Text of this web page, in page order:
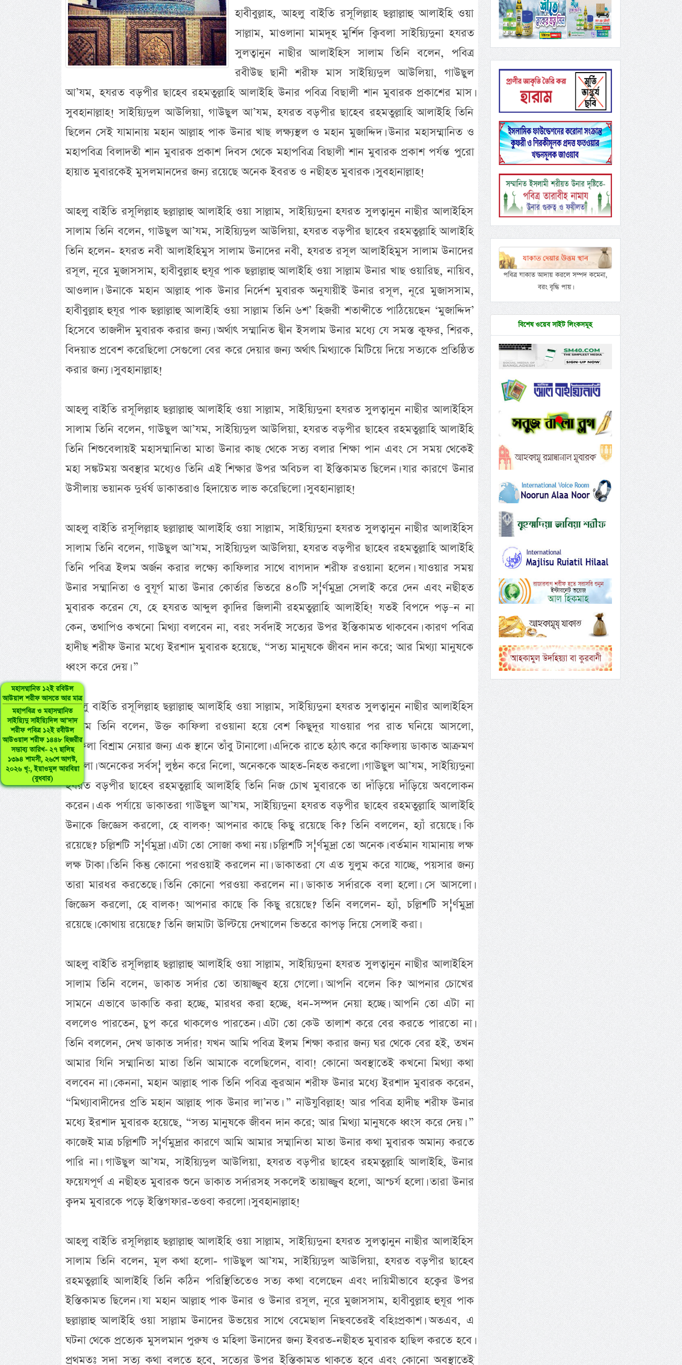
মহাসম্মানিত ১২ই রবিউল
আউয়াল শরীফ আসতে আর মাত্র
মহাপবিত্র ও মহাসম্মানিত
সাইয়্যিদু সাইয়্যিদিল আ’দাদ
শরীফ পবিত্র ১২ই রবীউল
আউওয়াল শরীফ ১৪৪৮ হিজরীর
সম্ভাব্য তারিখ- ২৭ ছালিছ
১৩৯৪ শামসী, ২৬শে আগস্ট,
২০২৬ খৃ:, ইয়াওমুল আরবিয়া
(বুধবার)
হাবীবুল্লাহ, আহলু বাইতি রসূলিল্লাহ ছল্লাল্লাহু আলাইহি ওয়া
সাল্লাম, মাওলানা মামদূহ মুর্শিদ ক্বিবলা সাইয়্যিদুনা হযরত
সুলত্বানুন নাছীর আলাইহিস সালাম তিনি বলেন, পবিত্র
রবীউছ ছানী শরীফ মাস সাইয়্যিদুল আউলিয়া, গাউছুল
আ’যম, হযরত বড়পীর ছাহেব রহমতুল্লাহি আলাইহি উনার পবিত্র বিছালী শান মুবারক প্রকাশের মাস।
সুবহানাল্লাহ! সাইয়্যিদুল আউলিয়া, গাউছুল আ’যম, হযরত বড়পীর ছাহেব রহমতুল্লাহি আলাইহি তিনি
ছিলেন সেই যামানায় মহান আল্লাহ পাক উনার খাছ লক্ষ্যস্থল ও মহান মুজাদ্দিদ। উনার মহাসম্মানিত ও
মহাপবিত্র বিলাদতী শান মুবারক প্রকাশ দিবস থেকে মহাপবিত্র বিছালী শান মুবারক প্রকাশ পর্যন্ত পুরো
হায়াত মুবারকেই মুসলমানদের জন্য রয়েছে অনেক ইবরত ও নছীহত মুবারক। সুবহানাল্লাহ!
আহলু বাইতি রসূলিল্লাহ ছল্লাল্লাহু আলাইহি ওয়া সাল্লাম, সাইয়্যিদুনা হযরত সুলত্বানুন নাছীর আলাইহিস
সালাম তিনি বলেন, গাউছুল আ’যম, সাইয়্যিদুল আউলিয়া, হযরত বড়পীর ছাহেব রহমতুল্লাহি আলাইহি
তিনি হলেন- হযরত নবী আলাইহিমুস সালাম উনাদের নবী, হযরত রসূল আলাইহিমুস সালাম উনাদের
রসূল, নূরে মুজাসসাম, হাবীবুল্লাহ হুযূর পাক ছল্লাল্লাহু আলাইহি ওয়া সাল্লাম উনার খাছ ওয়ারিছ, নায়িব,
আওলাদ। উনাকে মহান আল্লাহ পাক উনার নির্দেশ মুবারক অনুযায়ীই উনার রসূল, নূরে মুজাসসাম,
হাবীবুল্লাহ হুযূর পাক ছল্লাল্লাহু আলাইহি ওয়া সাল্লাম তিনি ৬শ’ হিজরী শতাব্দীতে পাঠিয়েছেন ‘মুজাদ্দিদ’
হিসেবে তাজদীদ মুবারক করার জন্য। অর্থাৎ সম্মানিত দ্বীন ইসলাম উনার মধ্যে যে সমস্ত কুফর, শিরক,
বিদয়াত প্রবেশ করেছিলো সেগুলো বের করে দেয়ার জন্য অর্থাৎ মিথ্যাকে মিটিয়ে দিয়ে সত্যকে প্রতিষ্ঠিত
করার জন্য। সুবহানাল্লাহ!
আহলু বাইতি রসূলিল্লাহ ছল্লাল্লাহু আলাইহি ওয়া সাল্লাম, সাইয়্যিদুনা হযরত সুলত্বানুন নাছীর আলাইহিস
সালাম তিনি বলেন, গাউছুল আ’যম, সাইয়্যিদুল আউলিয়া, হযরত বড়পীর ছাহেব রহমতুল্লাহি আলাইহি
তিনি শিশুবেলায়ই মহাসম্মানিতা মাতা উনার কাছ থেকে সত্য বলার শিক্ষা পান এবং সে সময় থেকেই
মহা সঙ্কটময় অবস্থার মধ্যেও তিনি এই শিক্ষার উপর অবিচল বা ইস্তিকামত ছিলেন। যার কারণে উনার
উসীলায় ভয়ানক দুর্ধর্ষ ডাকাতরাও হিদায়েত লাভ করেছিলো। সুবহানাল্লাহ!
আহলু বাইতি রসূলিল্লাহ ছল্লাল্লাহু আলাইহি ওয়া সাল্লাম, সাইয়্যিদুনা হযরত সুলত্বানুন নাছীর আলাইহিস
সালাম তিনি বলেন, গাউছুল আ’যম, সাইয়্যিদুল আউলিয়া, হযরত বড়পীর ছাহেব রহমতুল্লাহি আলাইহি
তিনি পবিত্র ইলম অর্জন করার লক্ষ্যে কাফিলার সাথে বাগদাদ শরীফ রওয়ানা হলেন। যাওয়ার সময়
উনার সম্মানিতা ও বুযূর্গ মাতা উনার কোর্তার ভিতরে ৪০টি স¦র্ণমুদ্রা সেলাই করে দেন এবং নছীহত
মুবারক করেন যে, হে হযরত আব্দুল ক্বাদির জিলানী রহমতুল্লাহি আলাইহি! যতই বিপদে পড়–ন না
কেন, তথাপিও কখনো মিথ্যা বলবেন না, বরং সর্বদাই সত্যের উপর ইস্তিকামত থাকবেন। কারণ পবিত্র
হাদীছ শরীফ উনার মধ্যে ইরশাদ মুবারক হয়েছে, “সত্য মানুষকে জীবন দান করে; আর মিথ্যা মানুষকে
ধ্বংস করে দেয়। ”
আহলু বাইতি রসূলিল্লাহ ছল্লাল্লাহু আলাইহি ওয়া সাল্লাম, সাইয়্যিদুনা হযরত সুলত্বানুন নাছীর আলাইহিস
সালাম তিনি বলেন, উক্ত কাফিলা রওয়ানা হয়ে বেশ কিছুদূর যাওয়ার পর রাত ঘনিয়ে আসলো,
কাফিলা বিশ্রাম নেয়ার জন্য এক স্থানে তাঁবু টানালো। এদিকে রাতে হঠাৎ করে কাফিলায় ডাকাত আক্রমণ
করলো। অনেকের সর্বস¦ লুন্ঠন করে নিলো, অনেককে আহত-নিহত করলো। গাউছুল আ’যম, সাইয়্যিদুনা
হযরত বড়পীর ছাহেব রহমতুল্লাহি আলাইহি তিনি নিজ চোখ মুবারকে তা দাঁড়িয়ে দাঁড়িয়ে অবলোকন
করেন। এক পর্যায়ে ডাকাতরা গাউছুল আ’যম, সাইয়্যিদুনা হযরত বড়পীর ছাহেব রহমতুল্লাহি আলাইহি
উনাকে জিজ্ঞেস করলো, হে বালক! আপনার কাছে কিছু রয়েছে কি? তিনি বললেন, হ্যাঁ রয়েছে। কি
রয়েছে? চল্লিশটি স¦র্ণমুদ্রা। এটা তো সোজা কথা নয়। চল্লিশটি স¦র্ণমুদ্রা তো অনেক। বর্তমান যামানায় লক্ষ
লক্ষ টাকা। তিনি কিন্তু কোনো পরওয়াই করলেন না। ডাকাতরা যে এত যুলুম করে যাচ্ছে, পয়সার জন্য
তারা মারধর করতেছে। তিনি কোনো পরওয়া করলেন না। ডাকাত সর্দারকে বলা হলো। সে আসলো।
জিজ্ঞেস করলো, হে বালক! আপনার কাছে কি কিছু রয়েছে? তিনি বললেন- হ্যাঁ, চল্লিশটি স¦র্ণমুদ্রা
রয়েছে। কোথায় রয়েছে? তিনি জামাটা উল্টিয়ে দেখালেন ভিতরে কাপড় দিয়ে সেলাই করা।
আহলু বাইতি রসূলিল্লাহ ছল্লাল্লাহু আলাইহি ওয়া সাল্লাম, সাইয়্যিদুনা হযরত সুলত্বানুন নাছীর আলাইহিস
সালাম তিনি বলেন, ডাকাত সর্দার তো তায়াজ্জুব হয়ে গেলো। আপনি বলেন কি? আপনার চোখের
সামনে এভাবে ডাকাতি করা হচ্ছে, মারধর করা হচ্ছে, ধন-সম্পদ নেয়া হচ্ছে। আপনি তো এটা না
বললেও পারতেন, চুপ করে থাকলেও পারতেন। এটা তো কেউ তালাশ করে বের করতে পারতো না।
তিনি বললেন, দেখ ডাকাত সর্দার! যখন আমি পবিত্র ইলম শিক্ষা করার জন্য ঘর থেকে বের হই, তখন
আমার যিনি সম্মানিতা মাতা তিনি আমাকে বলেছিলেন, বাবা! কোনো অবস্থাতেই কখনো মিথ্যা কথা
বলবেন না। কেননা, মহান আল্লাহ পাক তিনি পবিত্র কুরআন শরীফ উনার মধ্যে ইরশাদ মুবারক করেন,
“মিথ্যাবাদীদের প্রতি মহান আল্লাহ পাক উনার লা’নত। ” নাউযুবিল্লাহ! আর পবিত্র হাদীছ শরীফ উনার
মধ্যে ইরশাদ মুবারক হয়েছে, “সত্য মানুষকে জীবন দান করে; আর মিথ্যা মানুষকে ধ্বংস করে দেয়। ”
কাজেই মাত্র চল্লিশটি স¦র্ণমুদ্রার কারণে আমি আমার সম্মানিতা মাতা উনার কথা মুবারক অমান্য করতে
পারি না। গাউছুল আ’যম, সাইয়্যিদুল আউলিয়া, হযরত বড়পীর ছাহেব রহমতুল্লাহি আলাইহি, উনার
ফয়েযপূর্ণ এ নছীহত মুবারক শুনে ডাকাত সর্দারসহ সকলেই তায়াজ্জুব হলো, আশ্চর্য হলো। তারা উনার
ক্বদম মুবারকে পড়ে ইস্তিগফার-তওবা করলো। সুবহানাল্লাহ!
আহলু বাইতি রসূলিল্লাহ ছল্লাল্লাহু আলাইহি ওয়া সাল্লাম, সাইয়্যিদুনা হযরত সুলত্বানুন নাছীর আলাইহিস
সালাম তিনি বলেন, মূল কথা হলো- গাউছুল আ’যম, সাইয়্যিদুল আউলিয়া, হযরত বড়পীর ছাহেব
রহমতুল্লাহি আলাইহি তিনি কঠিন পরিস্থিতিতেও সত্য কথা বলেছেন এবং দায়িমীভাবে হক্বের উপর
ইস্তিকামত ছিলেন। যা মহান আল্লাহ পাক উনার ও উনার রসূল, নূরে মুজাসসাম, হাবীবুল্লাহ হুযূর পাক
ছল্লাল্লাহু আলাইহি ওয়া সাল্লাম উনাদের উভয়ের সাথে বেমেছাল নিছবতেরই বহিঃপ্রকাশ। অতএব, এ
ঘটনা থেকে প্রত্যেক মুসলমান পুরুষ ও মহিলা উনাদের জন্য ইবরত-নছীহত মুবারক হাছিল করতে হবে।
প্রথমতঃ সদা সত্য কথা বলতে হবে, সত্যের উপর ইস্তিকামত থাকতে হবে এবং কোনো অবস্থাতেই
পবিত্র যাকাত আদায় করলে সম্পদ কমেনা,
বরং বৃদ্ধি পায়।
বিশেষ ওয়েব সাইট লিংকসমূহ